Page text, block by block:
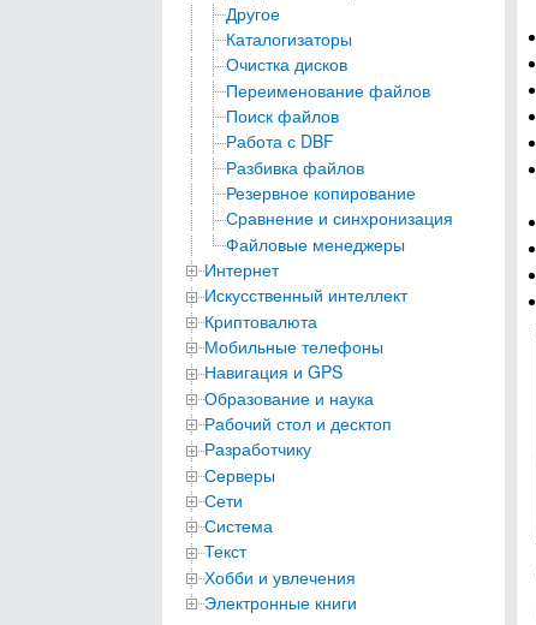
Другое
Каталогизаторы
Очистка дисков
Переименование файлов
Поиск файлов
Работа с DBF
Разбивка файлов
Резервное копирование
Сравнение и синхронизация
Файловые менеджеры
Интернет
Искусственный интеллект
Криптовалюта
Мобильные телефоны
Навигация и GPS
Образование и наука
Рабочий стол и десктоп
Разработчику
Серверы
Сети
Система
Текст
Хобби и увлечения
Электронные книги